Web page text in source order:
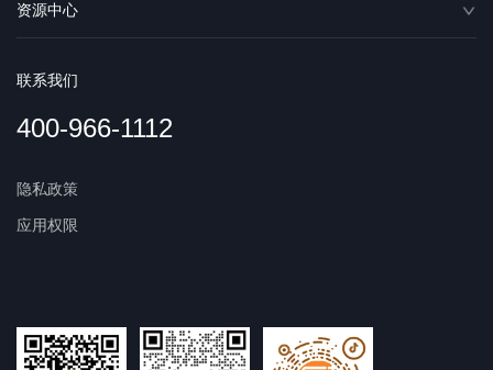
资源中心
联系我们
400-966-1112
隐私政策
应用权限